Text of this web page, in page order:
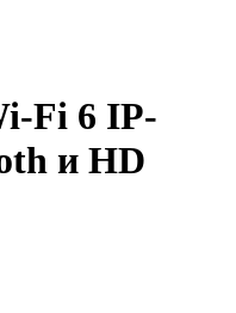
Fi 6 IP-
и HD